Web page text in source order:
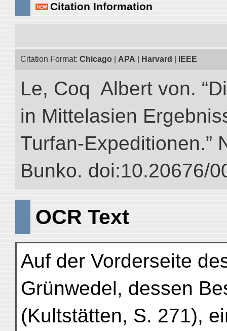
Citation Information
Citation Format: Chicago APA Harvard IEEE
Le, Coq Albert von.
in Mittelasien
Turfan-Expeditionen.”
Bunko. doi:10.20676/
OCR Text
Auf der Vorderseite
Grünwedel, dessen
(Kultstätten, S. 271),